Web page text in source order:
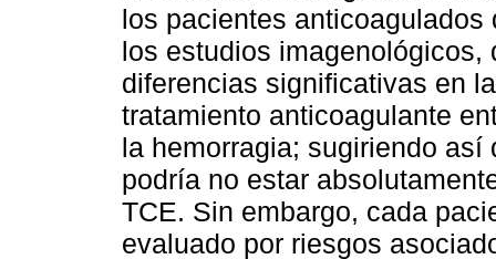
los pacientes
los estudios imagenológicos,
diferencias significativas en
tratamiento anticoagulante
la hemorragia; sugiriendo
podría no estar
TCE. Sin embargo, cada
evaluado por riesgos